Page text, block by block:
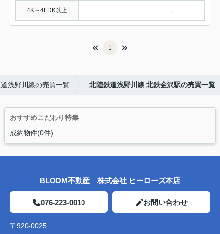
4K～4LDK以上 - -
1
浅野川線の売買一覧 北陸鉄道浅野川線 北鉄金沢駅の売買一覧
おすすめこだわり特集
成約物件(0件)
BLOOM不動産 株式会社 ヒーローズ本店
076-223-0010 お問い合わせ
〒920-0025